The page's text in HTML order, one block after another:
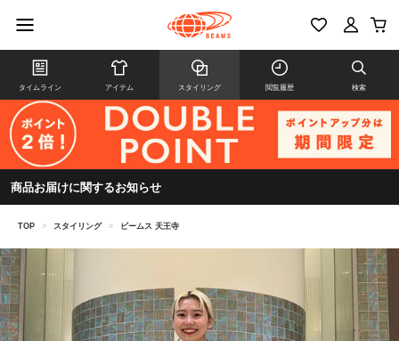
タイムライン アイテム スタイリング 閲覧履歴 検索
商品お届けに関するお知らせ
TOP > スタイリング > ビームス 天王寺